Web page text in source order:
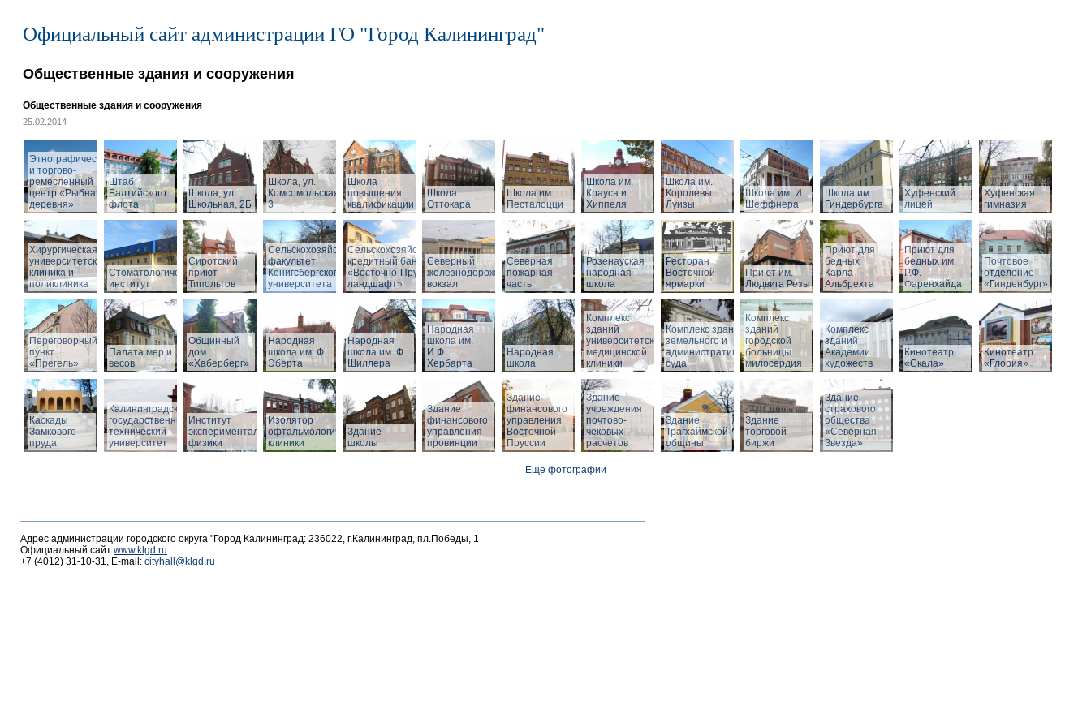
Официальный сайт администрации ГО "Город Калининград"
Общественные здания и сооружения
Общественные здания и сооружения
25.02.2014
Этнографический
и торгово-
ремесленный
центр «Рыбная
деревня»
Штаб
Балтийского
флота
Школа, ул.
Школьная, 2Б
Школа, ул.
Комсомольская,
3
Школа
повышения
квалификации
Школа
Оттокара
Школа им.
Песталоцци
Школа им.
Крауса и
Хиппеля
Школа им.
Королевы
Луизы
Школа им. И.
Шеффнера
Школа им.
Гиндербурга
Хуфенский
лицей
Хуфенская
гимназия
Хирургическая
университетская
клиника и
поликлиника
Стоматологический
институт
Сиротский
приют
Типольтов
Сельскохозяйственный
факультет
Кенигсбергского
университета
Сельскохозяйственный
кредитный банк
«Восточно-Прусский
ландшафт»
Северный
железнодорожный
вокзал
Северная
пожарная
часть
Розенауская
народная
школа
Ресторан
Восточной
ярмарки
Приют им.
Людвига Резы
Приют для
бедных
Карла
Альбрехта
Приют для
бедных им.
Р.Ф.
Фаренхайда
Почтовое
отделение
«Гинденбург»
Переговорный
пункт
«Прегель»
Палата мер и
весов
Общинный
дом
«Хаберберг»
Народная
школа им. Ф.
Эберта
Народная
школа им. Ф.
Шиллера
Народная
школа им.
И.Ф.
Хербарта
Народная
школа
Комплекс
зданий
университетской
медицинской
клиники
Комплекс зданий
земельного и
административного
суда
Комплекс
зданий
городской
больницы
милосердия
Комплекс
зданий
Академии
художеств
Кинотеатр
«Скала»
Кинотеатр
«Глория»
Каскады
Замкового
пруда
Калининградский
государственный
технический
университет
Институт
экспериментальной
физики
Изолятор
офтальмологической
клиники
Здание
школы
Здание
финансового
управления
провинции
Здание
финансового
управления
Восточной
Пруссии
Здание
учреждения
почтово-
чековых
расчетов
Здание
Трагхаймской
общины
Здание
торговой
биржи
Здание
страхового
общества
«Северная
Звезда»
Еще фотографии
Адрес администрации городского округа "Город Калининград: 236022, г.Калининград, пл.Победы, 1
Официальный сайт www.klgd.ru
+7 (4012) 31-10-31, E-mail: cityhall@klgd.ru